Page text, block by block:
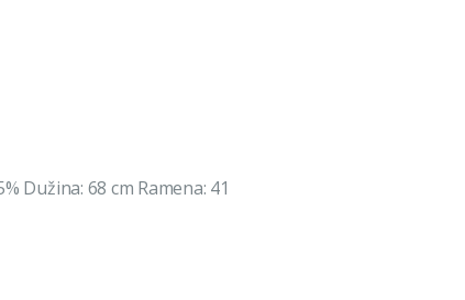
Dužina: 68 cm Ramena: 41